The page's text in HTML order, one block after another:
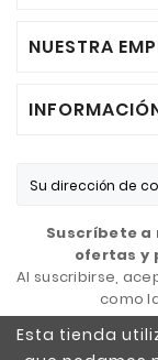
Esta tienda
NUESTRA
Suscríbete a
ofertas y
Al suscribirse,
como